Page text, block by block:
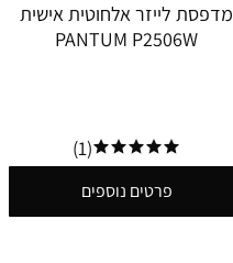
מדפסת לייזר אלחוטית אישית
PANTUM P2506W
(1)
פרטים נוספים